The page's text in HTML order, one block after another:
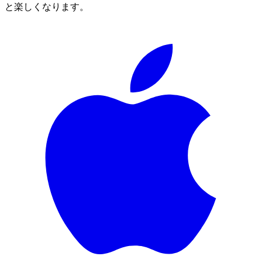
と楽しくなります。